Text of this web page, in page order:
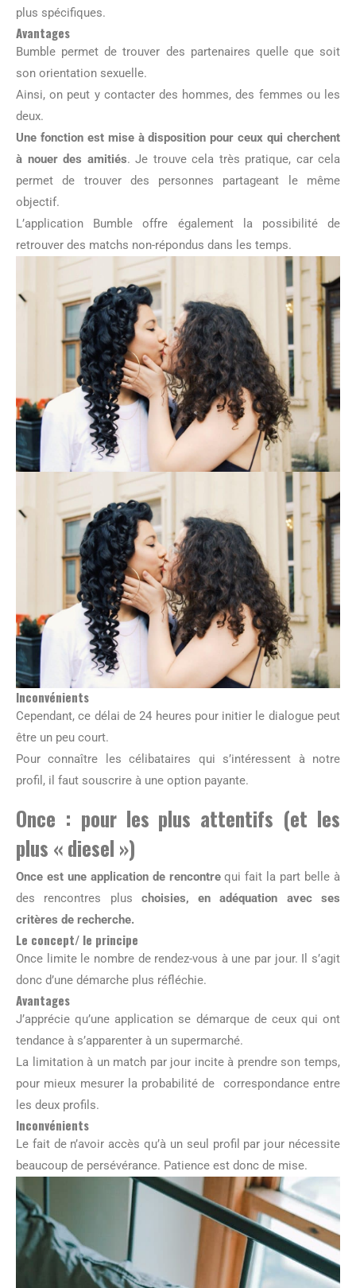
plus spécifiques.
Avantages
Bumble permet de trouver des partenaires quelle que soit
son orientation sexuelle.
Ainsi, on peut y contacter des hommes, des femmes ou les
deux.
Une fonction est mise à disposition pour ceux qui cherchent
à nouer des amitiés. Je trouve cela très pratique, car cela
permet de trouver des personnes partageant le même
objectif.
L’application Bumble offre également la possibilité de
retrouver des matchs non-répondus dans les temps.
Inconvénients
Cependant, ce délai de 24 heures pour initier le dialogue peut
être un peu court.
Pour connaître les célibataires qui s’intéressent à notre
profil, il faut souscrire à une option payante.
Once : pour les plus attentifs (et les
plus « diesel »)
Once est une application de rencontrequi fait la part belle à
des rencontres plus choisies, en adéquation avec ses
critères de recherche.
Le concept/ le principe
Once limite le nombre de rendez-vous à une par jour. Il s’agit
donc d’une démarche plus réfléchie.
Avantages
J’apprécie qu’une application se démarque de ceux qui ont
tendance à s’apparenter à un supermarché.
La limitation à un match par jour incite à prendre son temps,
pour mieux mesurer la probabilité de correspondance entre
les deux profils.
Inconvénients
Le fait de n’avoir accès qu’à un seul profil par jour nécessite
beaucoup de persévérance. Patience est donc de mise.